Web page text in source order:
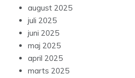
august 2025
juli 2025
juni 2025
maj 2025
april 2025
marts 2025